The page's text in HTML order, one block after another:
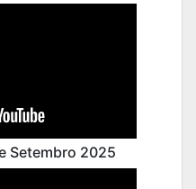
Setembro 2025